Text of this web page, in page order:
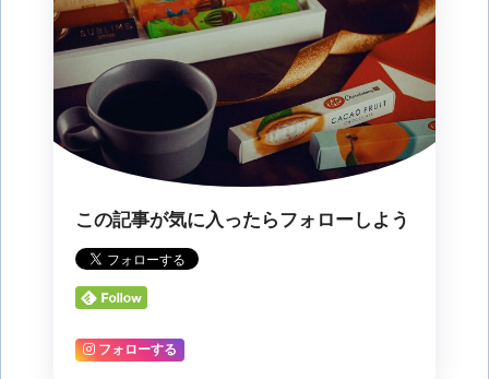
この記事が気に入ったらフォローしよう
フォローする